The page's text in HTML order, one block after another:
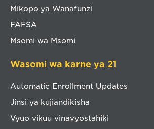
Mikopo ya Wanafunzi
FAFSA
Msomi wa Msomi
Wasomi wa karne ya 21
Automatic Enrollment Updates
Jinsi ya kujiandikisha
Vyuo vikuu vinavyostahiki